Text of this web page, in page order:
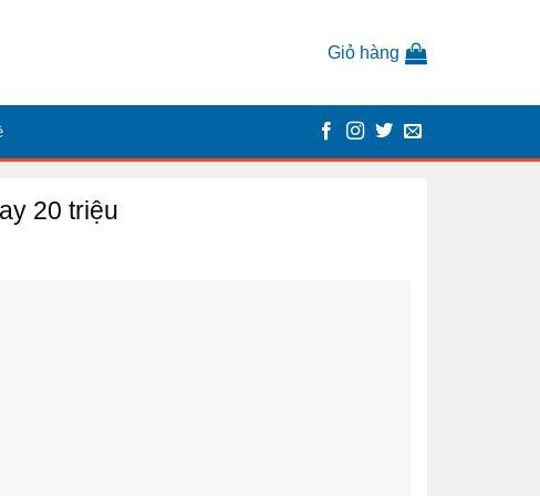
Giỏ hàng
20 triệu